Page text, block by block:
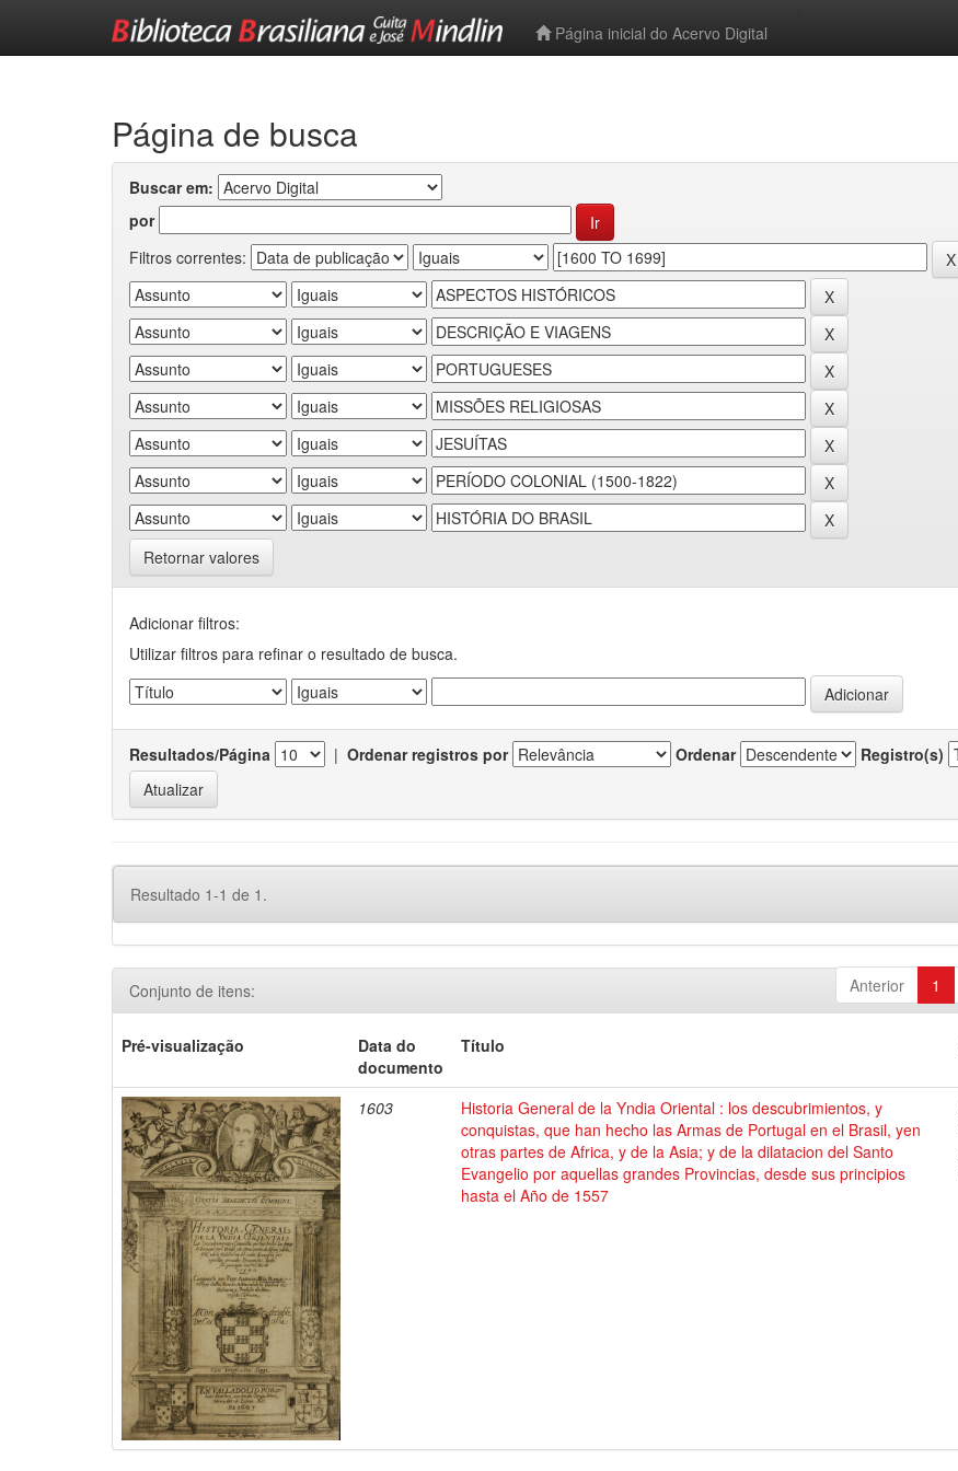
Página inicial do Acervo Digital
Página de busca
Buscar em:
por
Filtros correntes:
Retornar valores
Adicionar filtros:
Utilizar filtros para refinar o resultado de busca.
Resultados/Página | Ordenar registros por Ordenar Registro(s)
Resultado 1-1 de 1.
Anterior 1
Conjunto de itens:
Pré-visualização
Data do
documento
Título
1603
Historia General de la Yndia Oriental : los descubrimientos, y
conquistas, que han hecho las Armas de Portugal en el Brasil, yen
otras partes de Africa, y de la Asia; y de la dilatacion del Santo
Evangelio por aquellas grandes Provincias, desde sus principios
hasta el Año de 1557